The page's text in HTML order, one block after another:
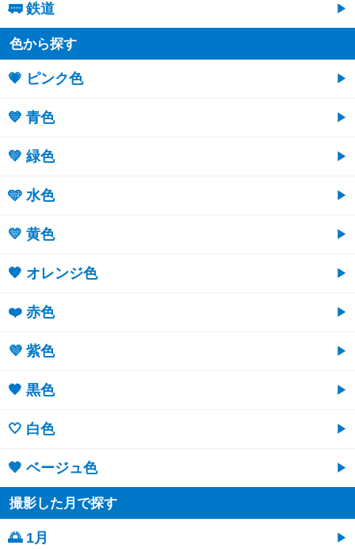
🚃 鉄道
色から探す
💗 ピンク色
💙 青色
💚 緑色
🩵 水色
💛 黄色
🧡 オレンジ色
❤️ 赤色
💜 紫色
🖤 黒色
🤍 白色
🤎 ベージュ色
撮影した月で探す
🌅 1月